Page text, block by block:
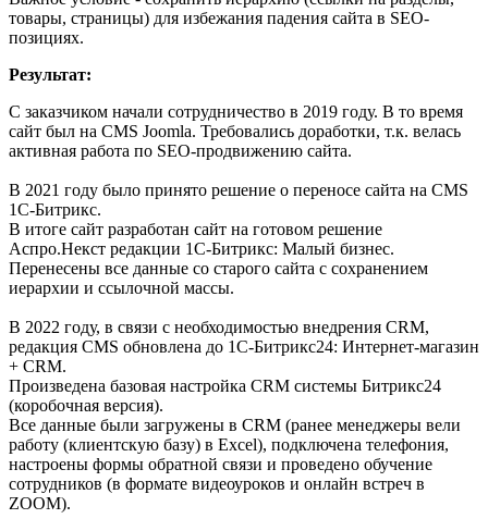
товары, страницы) для избежания падения сайта в SEO-
позициях.
Результат:
С заказчиком начали сотрудничество в 2019 году. В то время
сайт был на CMS Joomla. Требовались доработки, т.к. велась
активная работа по SEO-продвижению сайта.
В 2021 году было принято решение о переносе сайта на CMS
1С-Битрикс.
В итоге сайт разработан сайт на готовом решение
Аспро.Некст редакции 1С-Битрикс: Малый бизнес.
Перенесены все данные со старого сайта с сохранением
иерархии и ссылочной массы.
В 2022 году, в связи с необходимостью внедрения CRM,
редакция CMS обновлена до 1С-Битрикс24: Интернет-магазин
+ CRM.
Произведена базовая настройка CRM системы Битрикс24
(коробочная версия).
Все данные были загружены в CRM (ранее менеджеры вели
работу (клиентскую базу) в Excel), подключена телефония,
настроены формы обратной связи и проведено обучение
сотрудников (в формате видеоуроков и онлайн встреч в
ZOOM).